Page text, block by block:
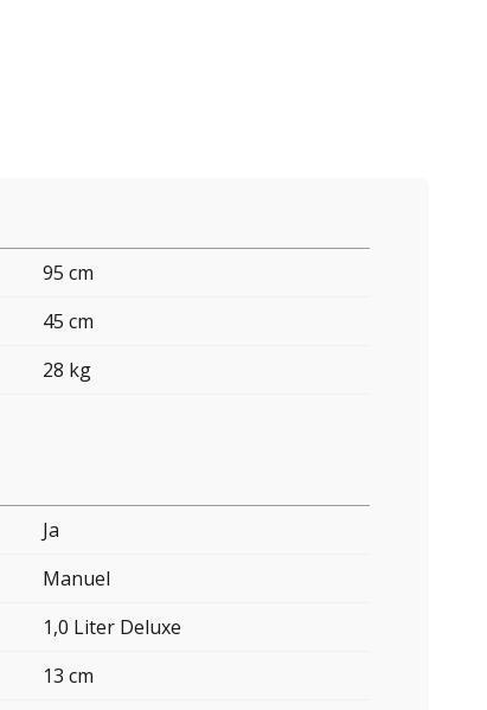
95 cm
45 cm
28 kg
Ja
Manuel
1,0 Liter Deluxe
13 cm